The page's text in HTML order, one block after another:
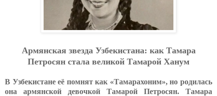
Армянская звезда Узбекистана: как Тамара
Петросян стала великой Тамарой Ханум
В Узбекистане её помнят как «Тамарахоним», но родилась
она армянской девочкой Тамарой Петросян. Тамара